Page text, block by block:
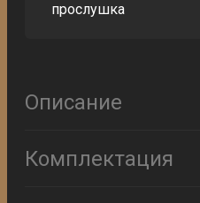
прослушка
Описание
Комплектация